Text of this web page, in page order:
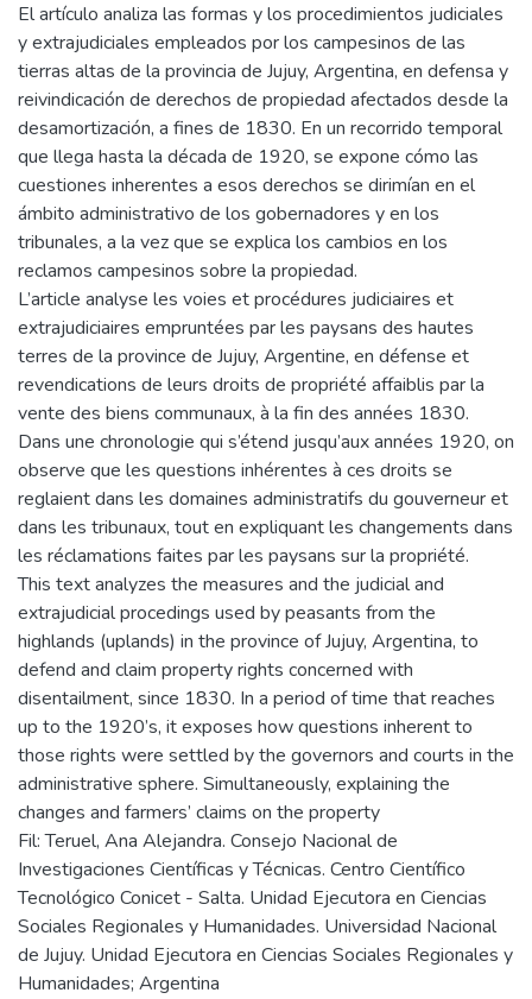
El artículo analiza las formas y los procedimientos judiciales
y extrajudiciales empleados por los campesinos de las
tierras altas de la provincia de Jujuy, Argentina, en defensa y
reivindicación de derechos de propiedad afectados desde la
desamortización, a fines de 1830. En un recorrido temporal
que llega hasta la década de 1920, se expone cómo las
cuestiones inherentes a esos derechos se dirimían en el
ámbito administrativo de los gobernadores y en los
tribunales, a la vez que se explica los cambios en los
reclamos campesinos sobre la propiedad.
L’article analyse les voies et procédures judiciaires et
extrajudiciaires empruntées par les paysans des hautes
terres de la province de Jujuy, Argentine, en défense et
revendications de leurs droits de propriété affaiblis par la
vente des biens communaux, à la fin des années 1830.
Dans une chronologie qui s’étend jusqu’aux années 1920, on
observe que les questions inhérentes à ces droits se
reglaient dans les domaines administratifs du gouverneur et
dans les tribunaux, tout en expliquant les changements dans
les réclamations faites par les paysans sur la propriété.
This text analyzes the measures and the judicial and
extrajudicial procedings used by peasants from the
highlands (uplands) in the province of Jujuy, Argentina, to
defend and claim property rights concerned with
disentailment, since 1830. In a period of time that reaches
up to the 1920’s, it exposes how questions inherent to
those rights were settled by the governors and courts in the
administrative sphere. Simultaneously, explaining the
changes and farmers’ claims on the property
Fil: Teruel, Ana Alejandra. Consejo Nacional de
Investigaciones Científicas y Técnicas. Centro Científico
Tecnológico Conicet - Salta. Unidad Ejecutora en Ciencias
Sociales Regionales y Humanidades. Universidad Nacional
de Jujuy. Unidad Ejecutora en Ciencias Sociales Regionales y
Humanidades; Argentina